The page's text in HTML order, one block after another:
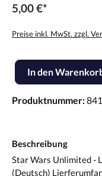
5,00 €*
Preise inkl. MwSt. zzgl.
Produkt Anzahl: Gib
In den
Produktnummer:
Beschreibung
Star Wars Unlimited -
(Deutsch)